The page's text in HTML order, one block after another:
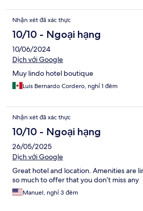
Nhận xét đã xác thực
10/10 - Ngoại hạng
10/06/2024
Dịch với Google
Muy lindo hotel boutique
Luis Bernardo Cordero, nghỉ 1 đêm
Nhận xét đã xác thực
10/10 - Ngoại hạng
26/05/2025
Dịch với Google
Great hotel and location. Amenities are
so much to offer that you don’t miss any
Manuel, nghỉ 3 đêm